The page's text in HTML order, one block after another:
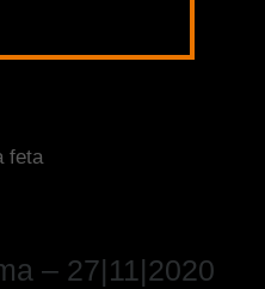
feta
– 27|11|2020